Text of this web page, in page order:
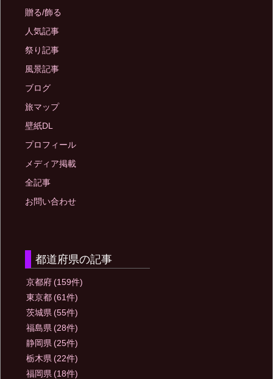
贈る/飾る
人気記事
祭り記事
風景記事
ブログ
旅マップ
壁紙DL
プロフィール
メディア掲載
全記事
お問い合わせ
都道府県の記事
京都府 (159件)
東京都 (61件)
茨城県 (55件)
福島県 (28件)
静岡県 (25件)
栃木県 (22件)
福岡県 (18件)